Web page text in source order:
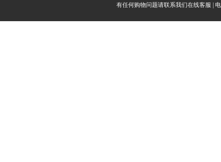
有任何购物问题请联系我们在线客服 | 电